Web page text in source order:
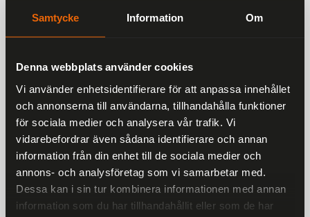
Samtycke Information Om
Denna webbplats använder cookies
Vi använder enhetsidentifierare för att anpassa innehållet
och annonserna till användarna, tillhandahålla funktioner
för sociala medier och analysera vår trafik. Vi
vidarebefordrar även sådana identifierare och annan
information från din enhet till de sociala medier och
annons- och analysföretag som vi samarbetar med.
Dessa kan i sin tur kombinera informationen med annan
information som du har tillhandahållit eller som de har
Liknande produkter
Andra har även tittat på
Rekommenderade produkter
25 %